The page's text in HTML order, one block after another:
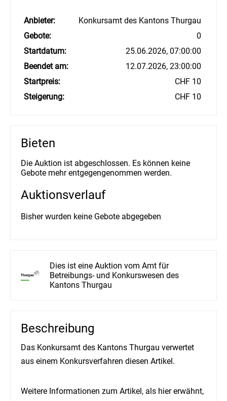
Anbieter:
Konkursamt des Kantons Thurgau
Gebote:
0
Startdatum:
25.06.2026, 07:00:00
Beendet am:
12.07.2026, 23:00:00
Startpreis:
CHF 10
Steigerung:
CHF 10
Bieten
Die Auktion ist abgeschlossen. Es können keine
Gebote mehr entgegengenommen werden.
Auktionsverlauf
Bisher wurden keine Gebote abgegeben
Dies ist eine Auktion vom Amt für
Betreibungs- und Konkurswesen des
Kantons Thurgau
Beschreibung
Das Konkursamt des Kantons Thurgau verwertet
aus einem Konkursverfahren diesen Artikel.
Weitere Informationen zum Artikel, als hier erwähnt,